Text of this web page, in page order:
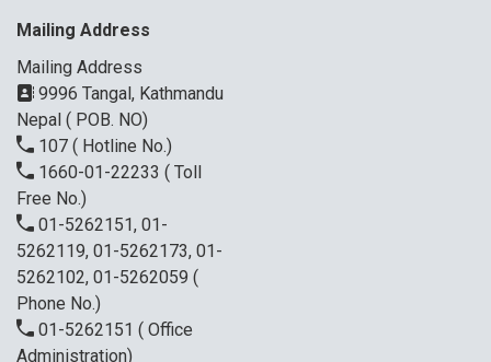
Mailing Address
Mailing Address
9996 Tangal, Kathmandu
Nepal ( POB. NO)
107 ( Hotline No.)
1660-01-22233 ( Toll
Free No.)
01-5262151, 01-
5262119, 01-5262173, 01-
5262102, 01-5262059 (
Phone No.)
01-5262151 ( Office
Administration)